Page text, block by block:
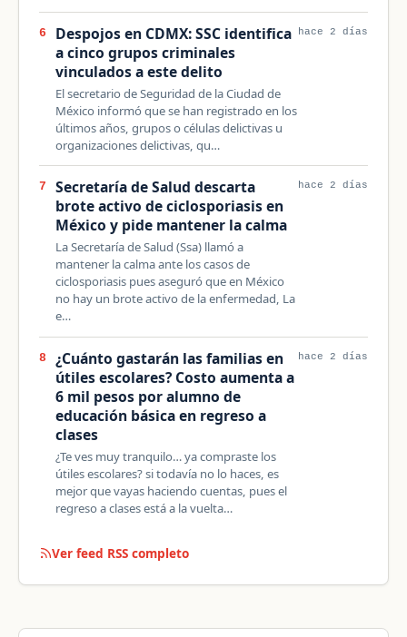
6
Despojos en CDMX: SSC identifica
a cinco grupos criminales
vinculados a este delito
El secretario de Seguridad de la Ciudad de
México informó que se han registrado en los
últimos años, grupos o células delictivas u
organizaciones delictivas, qu…
hace 2 días
7
Secretaría de Salud descarta
brote activo de ciclosporiasis en
México y pide mantener la calma
La Secretaría de Salud (Ssa) llamó a
mantener la calma ante los casos de
ciclosporiasis pues aseguró que en México
no hay un brote activo de la enfermedad, La
e…
hace 2 días
8
¿Cuánto gastarán las familias en
útiles escolares? Costo aumenta a
6 mil pesos por alumno de
educación básica en regreso a
clases
¿Te ves muy tranquilo… ya compraste los
útiles escolares? si todavía no lo haces, es
mejor que vayas haciendo cuentas, pues el
regreso a clases está a la vuelta…
hace 2 días
Ver feed RSS completo